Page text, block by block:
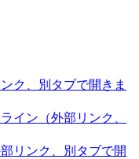
ンク、別タブで開きま
イン （外部リンク、
部リンク、別タブで開